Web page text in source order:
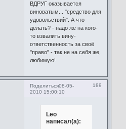
ВДРУГ оказывается
виноватым... "средство для
удовольствий". А что
делать? - надо же на кого-
то взвалить вину-
ответственность за своё
"право" - так не на себя же,
любимую!
Поделиться 189
08-05-
2010 15:00:10
Leo
написал(а):